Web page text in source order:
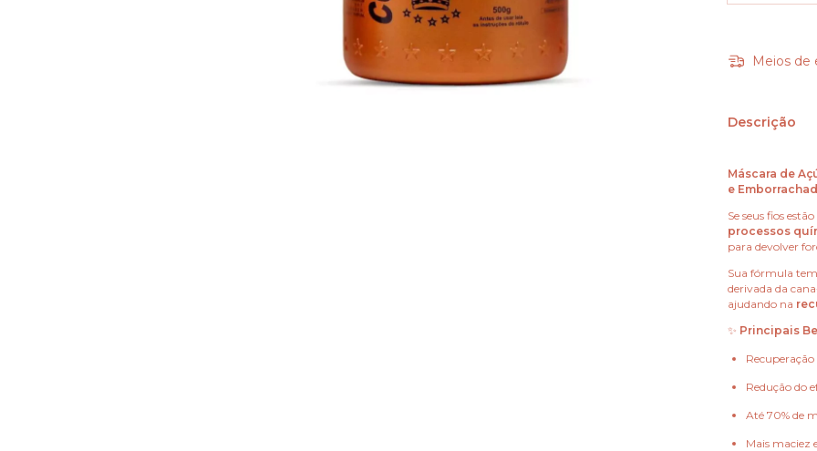
Meios de
Descrição
Máscara de
e
Se seus fios estão
processos
para devolver
Sua fórmula
derivada da
ajudando na
✨ Principais
Recuperação
Redução do
Até 70% de
Mais maciez